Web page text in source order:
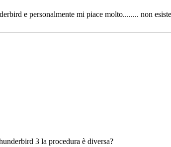
e personalmente mi piace molto........ non
3 la procedura è diversa?